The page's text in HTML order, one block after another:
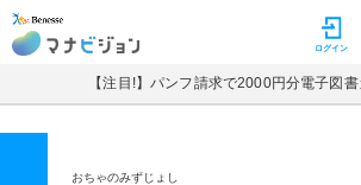
マナビジョン ログイン
【注目!】パンフ請求で2000円分電子図
おちゃのみずじょし